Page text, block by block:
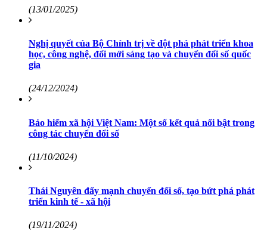
(13/01/2025)
Nghị quyết của Bộ Chính trị về đột phá phát triển khoa
học, công nghệ, đổi mới sáng tạo và chuyển đổi số quốc
gia
(24/12/2024)
Bảo hiểm xã hội Việt Nam: Một số kết quả nổi bật trong
công tác chuyển đổi số
(11/10/2024)
Thái Nguyên đẩy mạnh chuyển đổi số, tạo bứt phá phát
triển kinh tế - xã hội
(19/11/2024)